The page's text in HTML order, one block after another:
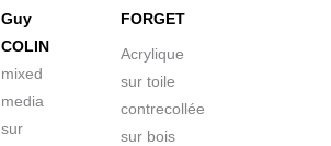
Guy
COLIN
mixed
media
sur
FORGET
Acrylique
sur toile
contrecollée
sur bois